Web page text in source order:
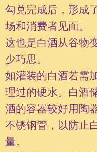
勾兑完成后，形成
场和消费者见面。
这也是白酒从谷物
少巧思。
如灌装的白酒若需
理过的硬水。白酒
酒的容器较好用陶
不锈钢管，以防止
量。